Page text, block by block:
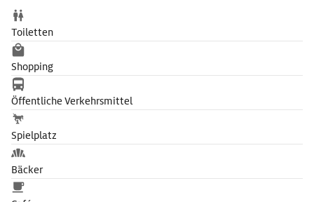
Toiletten
Shopping
Öffentliche Verkehrsmittel
Spielplatz
Bäcker